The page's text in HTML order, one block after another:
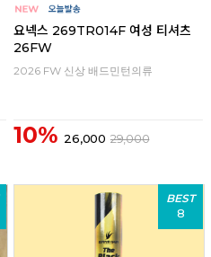
요넥스 269TR014F 여성 티셔츠
26FW
2026 FW 신상 배드민턴의류
10% 26,000 29,000
BEST
8